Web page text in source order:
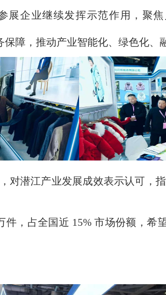
展企业继续发挥示范作用，聚
障，推动产业智能化、 绿色化、
对潜江产业发展成效表示认可，
件，占全国近 15% 市场份额，希